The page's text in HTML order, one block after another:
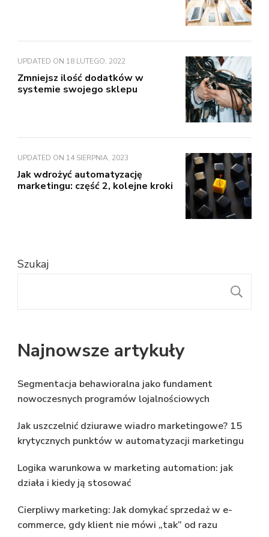
UPDATED ON 18 LUTEGO, 2022
Zmniejsz ilość dodatków w
systemie swojego sklepu
UPDATED ON 14 SIERPNIA, 2023
Jak wdrożyć automatyzację
marketingu: część 2, kolejne kroki
Szukaj
Najnowsze artykuły
Segmentacja behawioralna jako fundament
nowoczesnych programów lojalnościowych
Jak uszczelnić dziurawe wiadro marketingowe? 15
krytycznych punktów w automatyzacji marketingu
Logika warunkowa w marketing automation: jak
działa i kiedy ją stosować
Cierpliwy marketing: Jak domykać sprzedaż w e-
commerce, gdy klient nie mówi „tak” od razu